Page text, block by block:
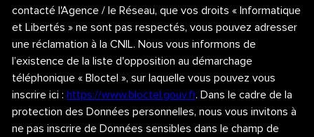
contacté l'Agence / le Réseau, que vos droits « Informatique
et Libertés » ne sont pas respectés, vous pouvez adresser
une réclamation à la CNIL. Nous vous informons de
l’existence de la liste d'opposition au démarchage
téléphonique « Bloctel », sur laquelle vous pouvez vous
inscrire ici : https://www.bloctel.gouv.fr. Dans le cadre de la
protection des Données personnelles, nous vous invitons à
ne pas inscrire de Données sensibles dans le champ de